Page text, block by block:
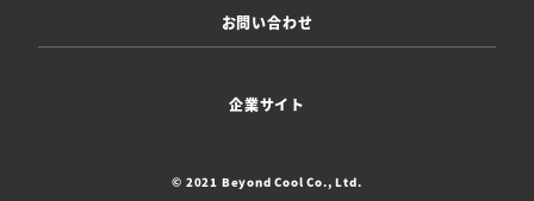
お問い合わせ
企業サイト
© 2021 Beyond Cool Co., Ltd.